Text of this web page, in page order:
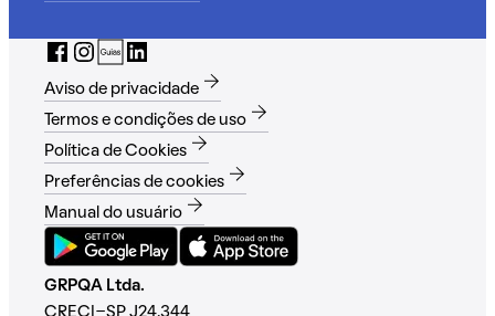
Aviso de privacidade
Termos e condições de uso
Política de Cookies
Preferências de cookies
Manual do usuário
GRPQA Ltda.